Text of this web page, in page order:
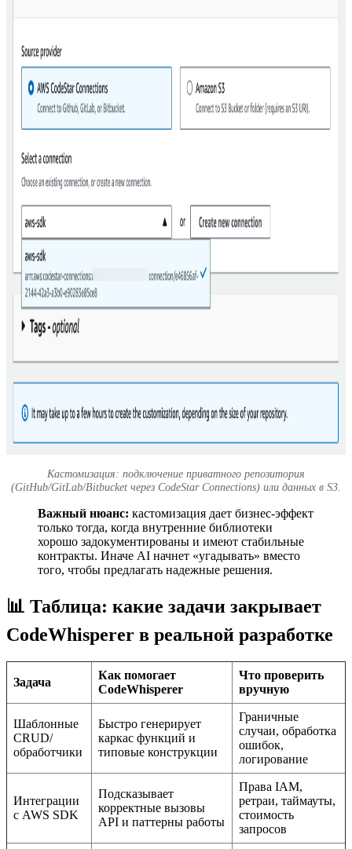
Кастомизация: подключение приватного репозитория
(GitHub/GitLab/Bitbucket через CodeStar Connections) или данных в S3.
Важный нюанс: кастомизация дает бизнес-эффект
только тогда, когда внутренние библиотеки
хорошо задокументированы и имеют стабильные
контракты. Иначе AI начнет «угадывать» вместо
того, чтобы предлагать надежные решения.
📊 Таблица: какие задачи закрывает
CodeWhisperer в реальной разработке
Задача
Как помогает
CodeWhisperer
Что проверить
вручную
Шаблонные
CRUD/
обработчики
Быстро генерирует
каркас функций и
типовые конструкции
Граничные
случаи, обработка
ошибок,
логирование
Интеграции
с AWS SDK
Подсказывает
корректные вызовы
API и паттерны работы
Права IAM,
ретраи, таймауты,
стоимость
запросов